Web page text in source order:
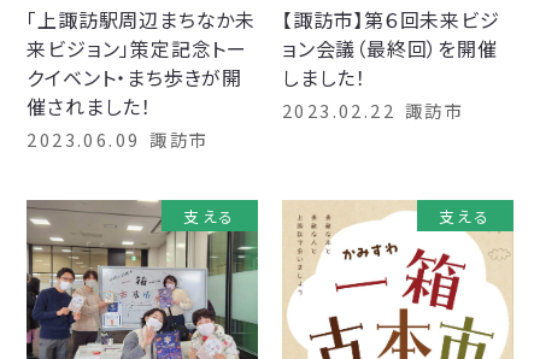
「上諏訪駅周辺まちなか未
来ビジョン」策定記念トー
クイベント・まち歩きが開
催されました！
2023.06.09 諏訪市
【諏訪市】第６回未来ビジ
ョン会議（最終回）を開催
しました！
2023.02.22 諏訪市
支える 支える